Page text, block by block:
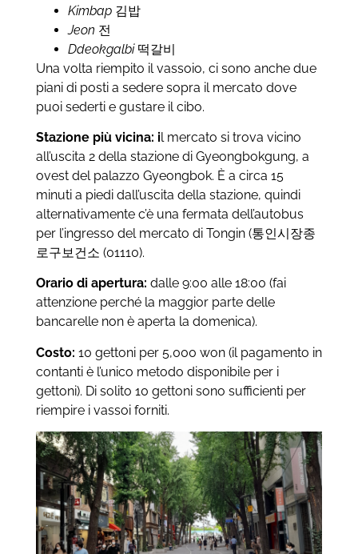
Kimbap김밥
Jeon 전
Ddeokgalbi떡갈비
Una volta riempito il vassoio, ci sono anche due
piani di posti a sedere sopra il mercato dove
puoi sederti e gustare il cibo.
Stazione più vicina: il mercato si trova vicino
all’uscita 2 della stazione di Gyeongbokgung, a
ovest del palazzo Gyeongbok. È a circa 15
minuti a piedi dall’uscita della stazione, quindi
alternativamente c’è una fermata dell’autobus
per l’ingresso del mercato di Tongin (통인시장종
로구보건소 (01110).
Orario di apertura: dalle 9:00 alle 18:00 (fai
attenzione perché la maggior parte delle
bancarelle non è aperta la domenica).
Costo: 10 gettoni per 5,000 won (il pagamento in
contanti è l’unico metodo disponibile per i
gettoni). Di solito 10 gettoni sono sufficienti per
riempire i vassoi forniti.